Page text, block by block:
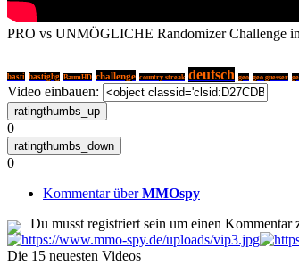
PRO vs UNMÖGLICHE Randomizer Challenge
basti bastighg BaumHD challenge country streak deutsch geo geo guesser
Video einbauen:
0
0
Kommentar überMMOspy
Du musst registriert sein um einen Kommentar
Die 15 neuesten Videos